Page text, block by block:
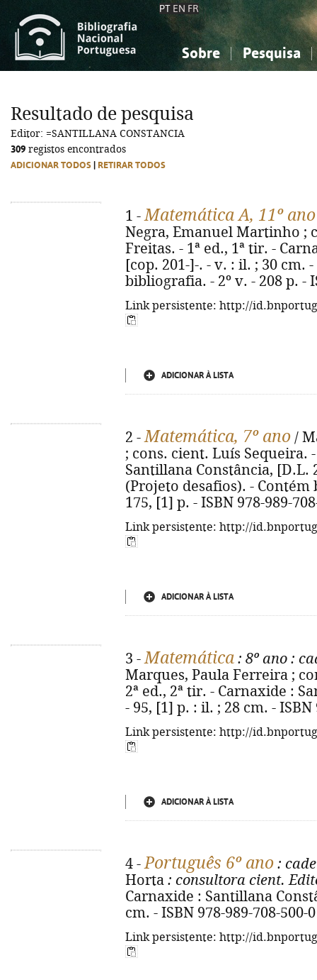
PT EN FR
Sobre Pesquisa
Ciências sociais...
Ciências sociais...
Resultado de pesquisa
Editor: =SANTILLANA CONSTANCIA
309 registos encontrados
ADICIONAR TODOS RETIRAR TODOS
1 -Matemática A, 11º ano
Negra, Emanuel Martinho ;
Freitas. - 1ª ed., 1ª tir. -
[cop. 201-]-. - v. : il. ; 30 cm.
bibliografia. - 2º v. - 208 p. -
Link persistente: http://
ADICIONAR À LISTA
2 -Matemática, 7º ano /
; cons. cient. Luís Sequeira.
Santillana Constância, [D.L.
(Projeto desafios). - Contém
175, [1] p. - ISBN 978-989-
Link persistente: http://
ADICIONAR À LISTA
3 -Matemática : 8º ano :
Marques, Paula Ferreira ;
2ª ed., 2ª tir. - Carnaxide :
- 95, [1] p. : il. ; 28 cm. - ISBN
Link persistente: http://
ADICIONAR À LISTA
4 -Português 6º ano :
Horta : consultora cient.
Carnaxide : Santillana
cm. - ISBN 978-989-708-500-0
Link persistente: http://